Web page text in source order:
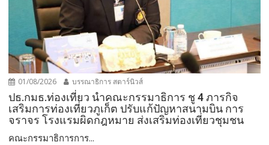
01/08/2026 บรรณาธิการ สตาร์นิวส์
ปธ.กมธ.ท่องเที่ยว นำคณะกรรมาธิการ ชู 4 ภารกิจ
เสริมการท่องเที่ยวภูเก็ต ปรับแก้ปัญหาสนามบิน การ
จราจร โรงแรมผิดกฎหมาย ส่งเสริมท่องเที่ยวชุมชน
คณะกรรมาธิการการ...